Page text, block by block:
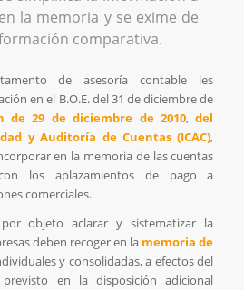
la memoria y se exime de
comparativa.
de asesoría contable les
en el B.O.E. del 31 de diciembre de
de 29 de diciembre de 2010,del
y Auditoría de Cuentas (ICAC),
en la memoria de las cuentas
los aplazamientos de pago a
comerciales.
objeto aclarar y sistematizar la
deben recoger en la memoria de
y consolidadas, a efectos del
en la disposición adicional